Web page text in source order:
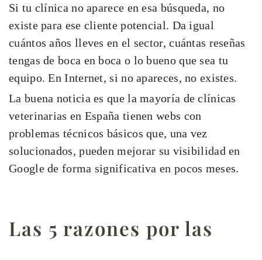
Si tu clínica no aparece en esa búsqueda, no
existe para ese cliente potencial. Da igual
cuántos años lleves en el sector, cuántas reseñas
tengas de boca en boca o lo bueno que sea tu
equipo. En Internet, si no apareces, no existes.
La buena noticia es que la mayoría de clínicas
veterinarias en España tienen webs con
problemas técnicos básicos que, una vez
solucionados, pueden mejorar su visibilidad en
Google de forma significativa en pocos meses.
Las 5 razones por las